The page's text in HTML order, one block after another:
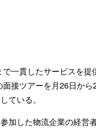
一貫したサービスを提
接ツアーを月26日から
ている。
加した物流企業の経営